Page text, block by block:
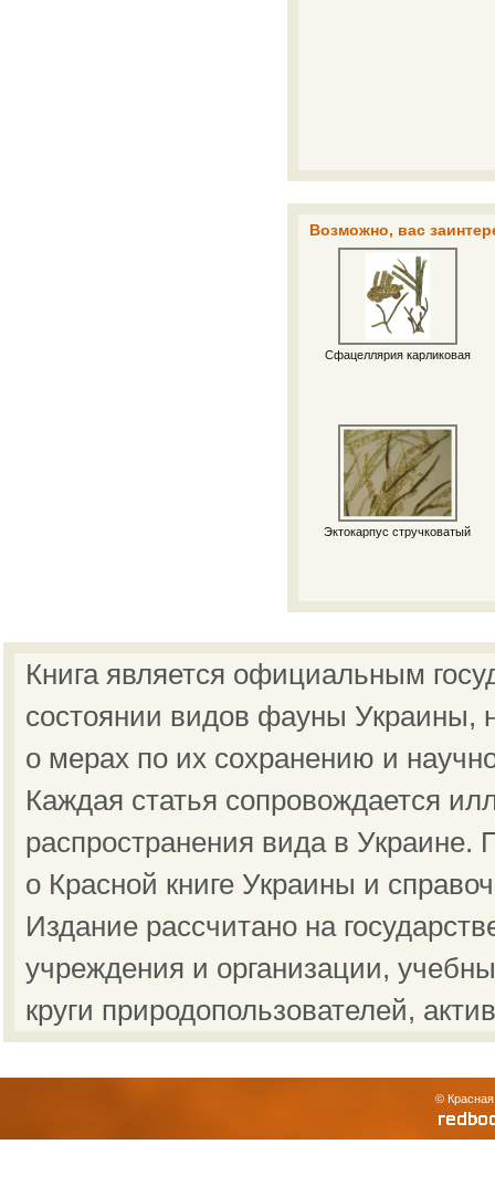
Возможно, вас
Сфацеллярия карликовая
Эктокарпус стручковатый
Книга является официальным
состоянии видов фауны Украины,
о мерах по их сохранению и
Каждая статья сопровождается
распространения вида в
о Красной книге Украины и
Издание рассчитано на
учреждения и организации,
круги природопользователей,
©